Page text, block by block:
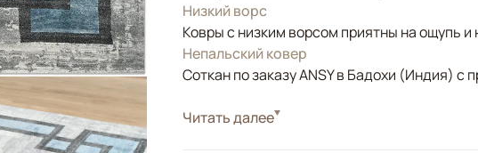
Низкий ворс
Ковры с низким ворсом приятны на ощупь
Непальский ковер
Соткан по заказу ANSY в Бадохи (Индия) с
СтильСовременные
Читать далее